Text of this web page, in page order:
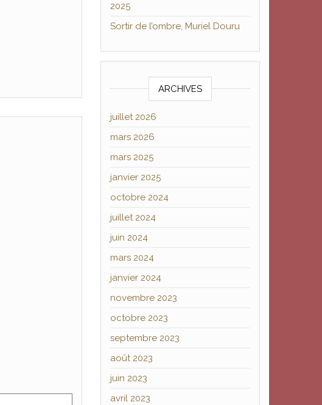
2025
Sortir de l’ombre, Muriel Douru
ARCHIVES
juillet 2026
mars 2026
mars 2025
janvier 2025
octobre 2024
juillet 2024
juin 2024
mars 2024
janvier 2024
novembre 2023
octobre 2023
septembre 2023
août 2023
juin 2023
avril 2023